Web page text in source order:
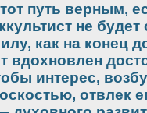
путь верным,
не будет
как на конец
вдохновлен
интерес,
отвлек